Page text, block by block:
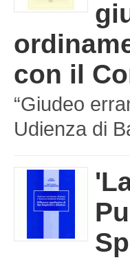
con il
“Giudeo
Udienza di